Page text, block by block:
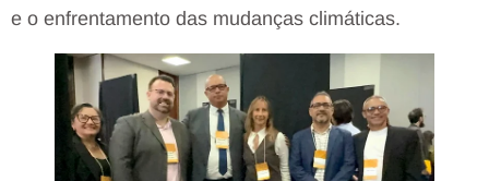
e o enfrentamento das mudanças climáticas.